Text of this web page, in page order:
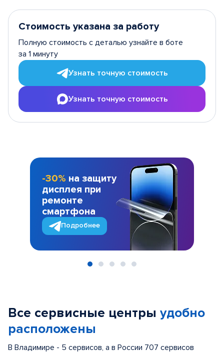
Стоимость указана за работу
Полную стоимость с деталью узнайте в боте
за 1 минуту
Узнать точную стоимость
Узнать точную стоимость
-30% на защиту
дисплея при
ремонте
смартфона
Подробнее
Все сервисные центры удобно
расположены
В Владимире - 5 сервисов, а в России 707 сервисов